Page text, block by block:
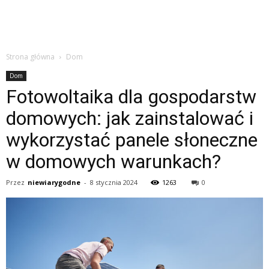
Strona główna Dom
Dom
Fotowoltaika dla gospodarstw
domowych: jak zainstalować i
wykorzystać panele słoneczne
w domowych warunkach?
Przez niewiarygodne - 8 stycznia 2024 1263 0